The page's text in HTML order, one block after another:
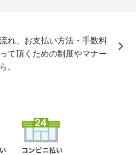
れ、お支払い方法・手数料
て頂くための制度やマナー
。